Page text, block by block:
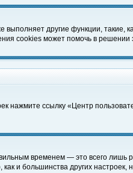
другие функции, такие,
cookies может помочь в решении
нажмите ссылку «Центр
временем — это всего лишь
и большинства других